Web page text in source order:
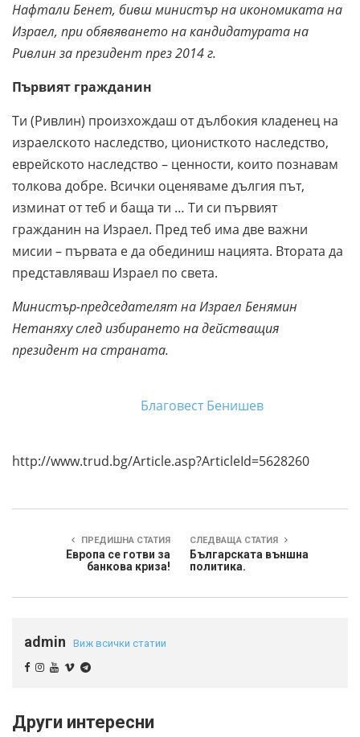
Нафтали Бенет, бивш министър на икономиката на
Израел, при обявяването на кандидатурата на
Ривлин за президент през 2014 г.
Първият гражданин
Ти (Ривлин) произхождаш от дълбокия кладенец на
израелското наследство, ционисткото наследство,
еврейското наследство – ценности, които познавам
толкова добре. Всички оценяваме дългия път,
изминат от теб и баща ти … Ти си първият
гражданин на Израел. Пред теб има две важни
мисии – първата е да обединиш нацията. Втората да
представляваш Израел по света.
Министър-председателят на Израел Бенямин
Нетаняху след избирането на действащия
президент на страната.
Благовест Бенишев
http://www.trud.bg/Article.asp?ArticleId=5628260
ПРЕДИШНА СТАТИЯ
Европа се готви за
банкова криза!
СЛЕДВАЩА СТАТИЯ
Българската външна
политика.
admin Виж всички статии
Други интересни